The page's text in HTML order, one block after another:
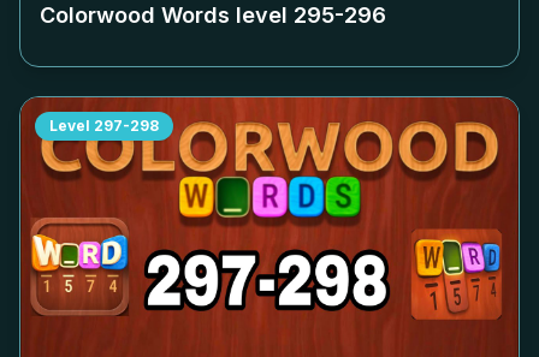
Colorwood Words level 295-296
Level 297-298